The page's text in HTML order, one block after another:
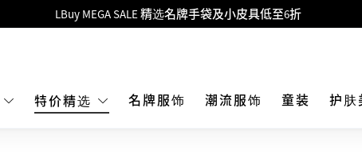
Goyard Hobo / Hobo Mini人气限量特别版限时原价低至75折!
MOKO 1楼175号铺旗舰店特设名牌Hermès、CHANEL及LV专区！
特价精选 名牌服饰 潮流服饰 童装 护肤